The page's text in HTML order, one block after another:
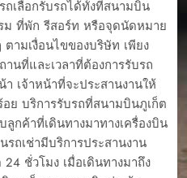
ถเลือกรับรถได้ทั้งที่สนามบิน
ม ที่พัก รีสอร์ท หรือจุดนัดหมาย
ตามเงื่อนไขของบริษัท เพียง
านที่และเวลาที่ต้องการรับรถ
า เจ้าหน้าที่จะประสานงานให้
อย บริการรับรถที่สนามบินภูเก็ต
ลูกค้าที่เดินทางมาทางเครื่องบิน
รถเช่ามีบริการประสานงาน
ชั่วโมง เมื่อเดินทางมาถึง